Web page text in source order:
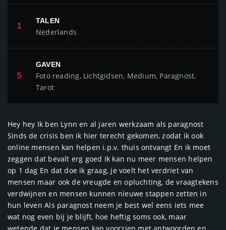
1 TALEN
Nederlands
5
GAVEN
Foto reading, Lichtgidsen, Medium, Paragnost,
Tarot
Hey hey Ik ben Lynn en al jaren werkzaam als paragnost
Sinds de crisis ben ik hier terecht gekomen, zodat ik ook
online mensen kan helpen i.p.v. thuis ontvangt En ik moet
zeggen dat bevalt erg goed Ik kan nu meer mensen helpen
op 1 dag En dat doe ik graag, je voelt het verdriet van
mensen maar ook de vreugde en opluchting, de vraagtekens
verdwijnen en mensen kunnen nieuwe stappen zetten in
hun leven Als paragnost neem je best wel eens iets mee
wat nog even bij je blijft, hoe heftig soms ook, maar